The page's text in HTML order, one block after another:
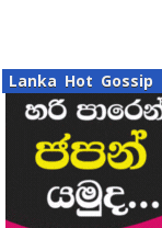
Lanka Hot Gossip